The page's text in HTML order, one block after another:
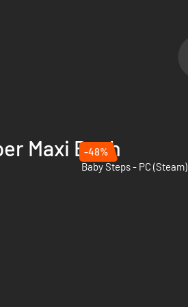
Maxi Boch
-48%
Baby Steps - PC (Steam)